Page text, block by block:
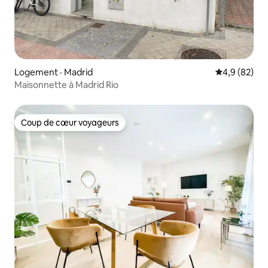
Logement · Madrid Note
4,9 (82)
Maisonnette à Madrid Rio
Coup de cœur voyageurs
Coup de cœur voyageurs